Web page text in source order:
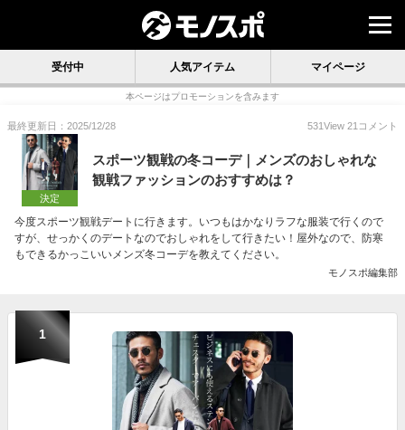
受付中 人気アイテム マイページ
本ページはプロモーションを含みます
最終更新日：2025/12/28 531View 21 コメント
決定
スポーツ観戦の冬コーデ｜メンズのおしゃれな
観戦ファッションのおすすめは？
今度スポーツ観戦デートに行きます。いつもはかなりラフな服装で行くので
すが、せっかくのデートなのでおしゃれをして行きたい！屋外なので、防寒
もできるかっこいいメンズ冬コーデを教えてください。
モノスポ編集部
1